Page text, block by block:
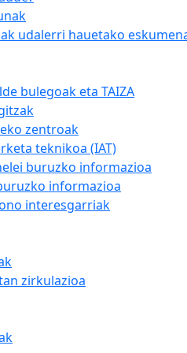
udalerri hauetako
bulegoak eta TAIZA
zentroak
teknikoa (IAT)
buruzko informazioa
informazioa
interesgarriak
zirkulazioa